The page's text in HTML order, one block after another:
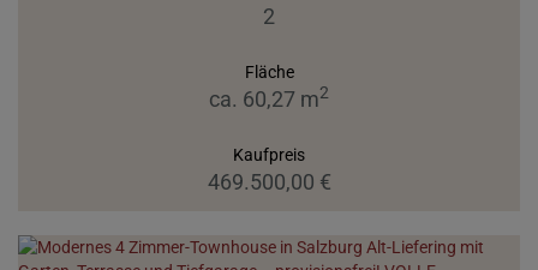
2
Fläche
ca. 60,27 m2
Kaufpreis
469.500,00 €